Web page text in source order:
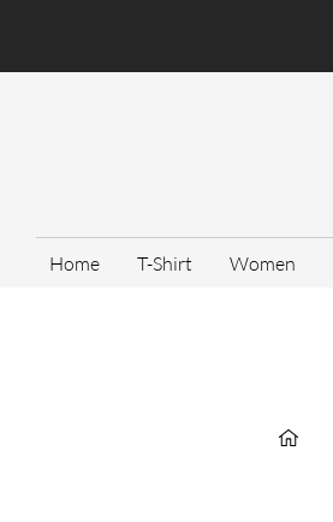
Home T-Shirt Women